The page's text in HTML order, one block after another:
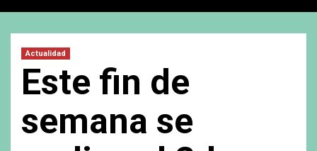
Actualidad
Este fin de
semana se